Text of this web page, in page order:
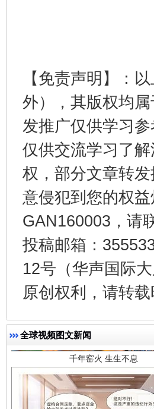
【免责声明】：
外），其版权均
发推广仅供学习
仅供交流学习了
权，部分文章转
意侵犯到您的权
GAN160003，请
投稿邮箱：
12号（华声国际
原创权利，请转
全球视频图文新闻
东山县通报“牛蛙产品抗生素超
千年窑火 生生不息